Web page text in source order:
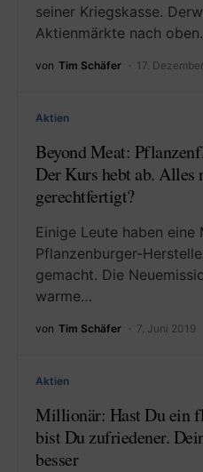
seiner Kriegskasse.
Aktienmärkte nach
von Tim Schäfer 17.
Aktien
Beyond Meat:
Der Kurs hebt ab. Alles
gerechtfertigt?
Einige Leute haben eine
Pflanzenburger-
gemacht. Die
warme…
von Tim Schäfer 7. Juni 2019
Aktien
Millionär: Hast Du ein
bist Du zufriedener.
besser